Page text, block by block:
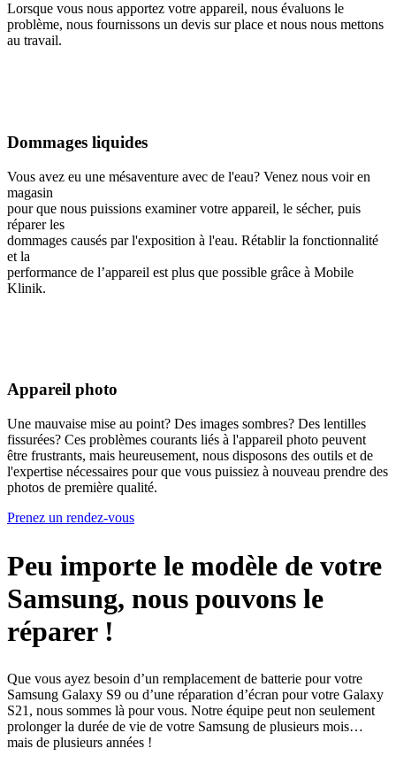
Lorsque vous nous apportez votre appareil, nous évaluons le
problème, nous fournissons un devis sur place et nous nous mettons
au travail.
Dommages liquides
Vous avez eu une mésaventure avec de l'eau? Venez nous voir en
magasin
pour que nous puissions examiner votre appareil, le sécher, puis
réparer les
dommages causés par l'exposition à l'eau. Rétablir la fonctionnalité
et la
performance de l’appareil est plus que possible grâce à Mobile
Klinik.
Appareil photo
Une mauvaise mise au point? Des images sombres? Des lentilles
fissurées? Ces problèmes courants liés à l'appareil photo peuvent
être frustrants, mais heureusement, nous disposons des outils et de
l'expertise nécessaires pour que vous puissiez à nouveau prendre des
photos de première qualité.
Prenez un rendez-vous
Peu importe le modèle de votre
Samsung, nous pouvons le
réparer !
Que vous ayez besoin d’un remplacement de batterie pour votre
Samsung Galaxy S9 ou d’une réparation d’écran pour votre Galaxy
S21, nous sommes là pour vous. Notre équipe peut non seulement
prolonger la durée de vie de votre Samsung de plusieurs mois…
mais de plusieurs années !